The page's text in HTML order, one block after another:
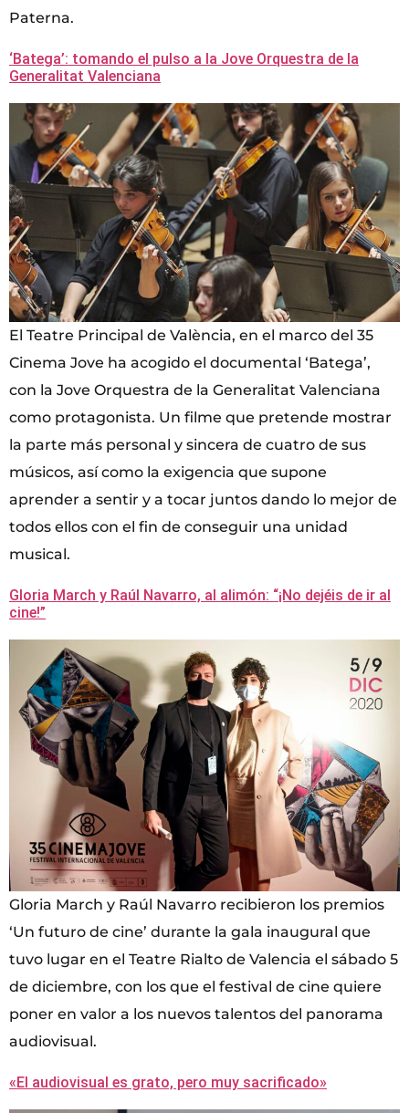
Paterna.
‘Batega’: tomando el pulso a la Jove Orquestra de la
Generalitat Valenciana
El Teatre Principal de València, en el marco del 35
Cinema Jove ha acogido el documental ‘Batega’,
con la Jove Orquestra de la Generalitat Valenciana
como protagonista. Un filme que pretende mostrar
la parte más personal y sincera de cuatro de sus
músicos, así como la exigencia que supone
aprender a sentir y a tocar juntos dando lo mejor de
todos ellos con el fin de conseguir una unidad
musical.
Gloria March y Raúl Navarro, al alimón: “¡No dejéis de ir al
cine!”
Gloria March y Raúl Navarro recibieron los premios
‘Un futuro de cine’ durante la gala inaugural que
tuvo lugar en el Teatre Rialto de Valencia el sábado 5
de diciembre, con los que el festival de cine quiere
poner en valor a los nuevos talentos del panorama
audiovisual.
«El audiovisual es grato, pero muy sacrificado»